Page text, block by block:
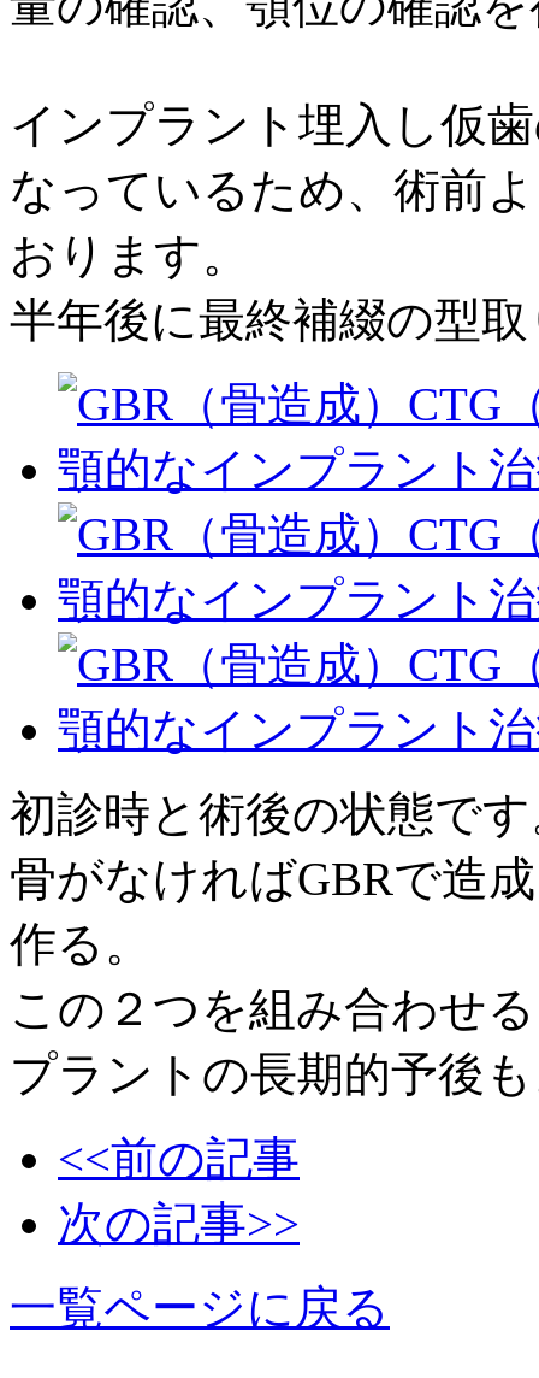
インプラント埋入し仮
なっているため、術前
おります。
半年後に最終補綴の型
初診時と術後の状態で
骨がなければGBRで造
作る。
この２つを組み合わせ
プラントの長期的予後
<<前の記事
次の記事>>
一覧ページに戻る